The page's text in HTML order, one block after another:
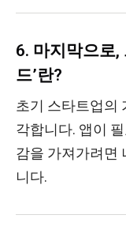
6. 마지막으로,
드’란?
초기 스타트업의
각합니다. 앱이
감을 가져가려면
니다.